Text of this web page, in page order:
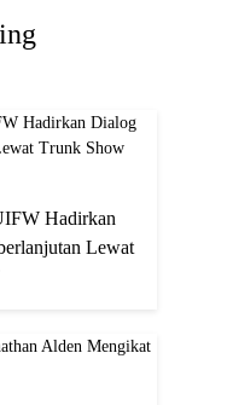
Hadirkan
Lewat